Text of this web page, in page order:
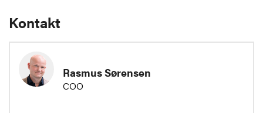
Kontakt
Rasmus Sørensen
COO